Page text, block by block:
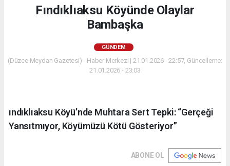
Fındıklıaksu Köyünde Olaylar
Bambaşka
GÜNDEM
(Düzce Meydan Gazetesi) - Haber Merkezi | 21.01.2026 - 22:57, Güncelleme:
21.01.2026 - 23:03
ındıklıaksu Köyü’nde Muhtara Sert Tepki: “Gerçeği
Yansıtmıyor, Köyümüzü Kötü Gösteriyor”
ABONE OL